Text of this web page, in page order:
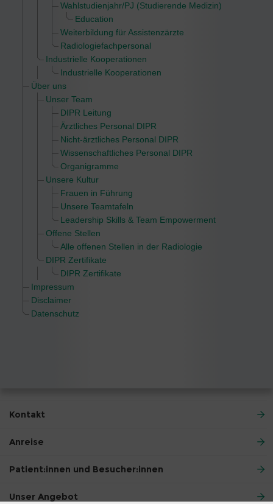
Wahlstudienjahr/PJ (Studierende Medizin)
Education
Weiterbildung für Assistenzärzte
Radiologiefachpersonal
Industrielle Kooperationen
Industrielle Kooperationen
Über uns
Unser Team
DIPR Leitung
Ärztliches Personal DIPR
Nicht-ärztliches Personal DIPR
Wissenschaftliches Personal DIPR
Organigramme
Unsere Kultur
Frauen in Führung
Unsere Teamtafeln
Leadership Skills & Team Empowerment
Offene Stellen
Alle offenen Stellen in der Radiologie
DIPR Zertifikate
DIPR Zertifikate
Impressum
Disclaimer
Datenschutz
Kontakt
Anreise
Patient:innen und Besucher:innen
Unser Angebot